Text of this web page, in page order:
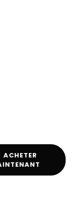
ACHETER